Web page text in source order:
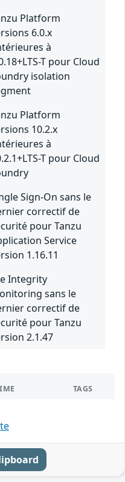
Platform
6.0.x
à
T pour Cloud
isolation
Platform
10.2.x
à
T pour Cloud
Sign-On sans le
correctif de
pour Tanzu
Service
1.16.11
Integrity
sans le
correctif de
pour Tanzu
2.1.47
TAGS